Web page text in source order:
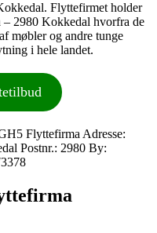
Flyttefirmet holder
– 2980 Kokkedal hvorfra de
møbler og andre tunge
i hele landet.
Flyttefirma Adresse:
Postnr.: 2980 By: